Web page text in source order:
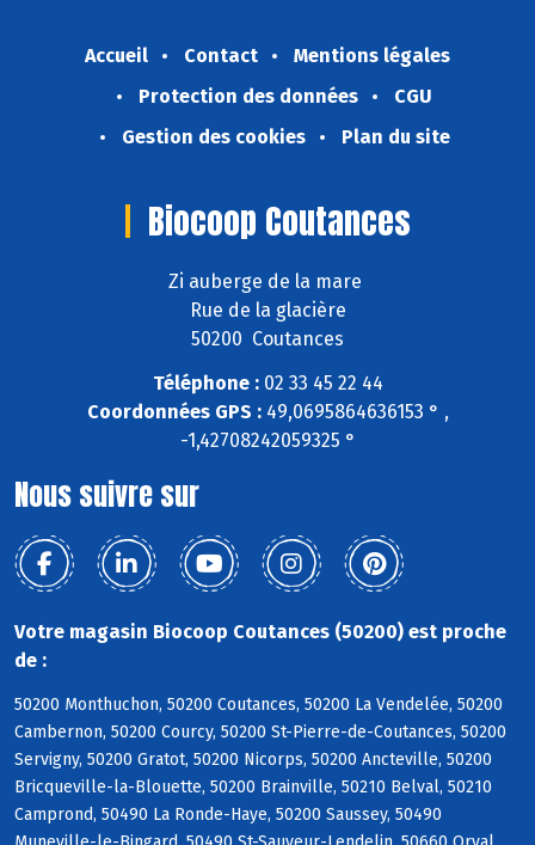
Accueil Contact
Mentions légales
Protection des données
CGU
Gestion des cookies
Plan du site
Biocoop Coutances
Zi auberge de la mare
Rue de la glacière
50200 Coutances
Téléphone :02 33 45 22 44
Coordonnées GPS :49,0695864636153 ° ,
-1,42708242059325 °
Nous suivre sur
Votre magasin Biocoop Coutances (50200) est proche
de :
50200 Monthuchon, 50200 Coutances, 50200 La Vendelée, 50200
Cambernon, 50200 Courcy, 50200 St-Pierre-de-Coutances, 50200
Servigny, 50200 Gratot, 50200 Nicorps, 50200 Ancteville, 50200
Bricqueville-la-Blouette, 50200 Brainville, 50210 Belval, 50210
Camprond, 50490 La Ronde-Haye, 50200 Saussey, 50490